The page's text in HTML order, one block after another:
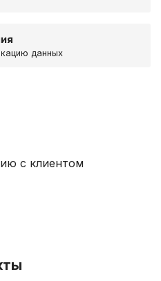
данных
с клиентом